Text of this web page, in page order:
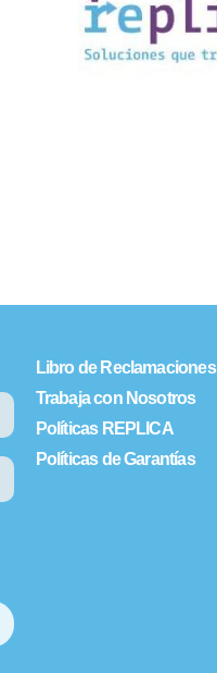
Libro de Reclamaciones
Trabaja con Nosotros
Políticas REPLICA
Políticas de Garantías